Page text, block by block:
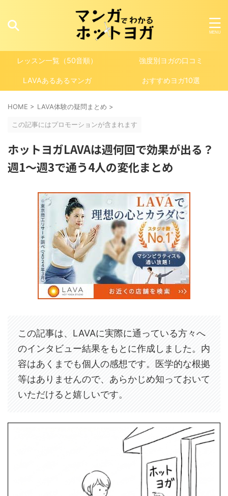
レッスン一覧（50音順） 強度別ヨガの口コミ
LAVAあるあるマンガ おすすめヨガ10選
HOME > LAVA体験の疑問まとめ >
この記事にはプロモーションが含まれます
ホットヨガLAVAは週何回で効果が出る？
週1〜週3で通う4人の変化まとめ
この記事は、LAVAに実際に通っている方々へ
のインタビュー結果をもとに作成しました。内
容はあくまでも個人の感想です。医学的な根拠
等はありませんので、あらかじめ知っておいて
いただけると嬉しいです。